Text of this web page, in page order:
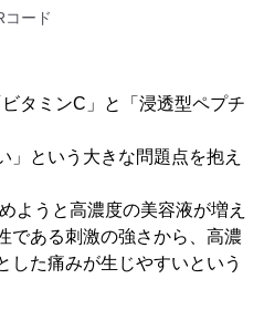
コード
タミンC」と「浸透型ペプチ
」という大きな問題点を抱え
ようと高濃度の美容液が増え
である刺激の強さから、高濃
した痛みが生じやすいという